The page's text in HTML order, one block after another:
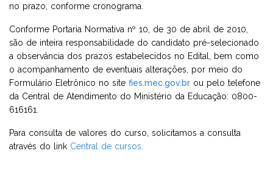
no prazo, conforme cronograma.
Conforme Portaria Normativa nº 10, de 30 de abril de 2010,
são de inteira responsabilidade do candidato pré-selecionado
a observância dos prazos estabelecidos no Edital, bem como
o acompanhamento de eventuais alterações, por meio do
Formulário Eletrônico no site fies.mec.gov.br ou pelo telefone
da Central de Atendimento do Ministério da Educação: 0800-
616161.
Para consulta de valores do curso, solicitamos a consulta
através do link Central de cursos.